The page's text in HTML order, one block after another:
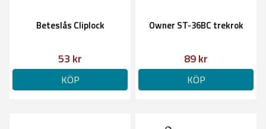
Beteslås Cliplock
53 kr
KÖP
Owner ST-36BC trekrok
89 kr
KÖP